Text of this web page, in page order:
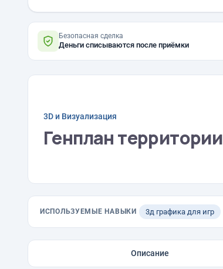
Безопасная сделка
Деньги списываются после приёмки
3D и Визуализация
Генплан территории
ИСПОЛЬЗУЕМЫЕ НАВЫКИ 3д графика для игр
Описание